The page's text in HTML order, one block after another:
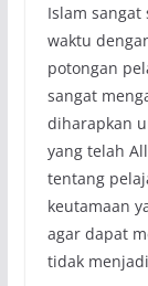
Islam
waktu
potongan
sangat
diharapkan
yang telah
tentang
keutamaan
agar dapat
tidak